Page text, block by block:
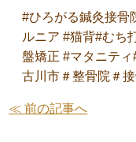
#ひろがる鍼灸接骨
ルニア #猫背#むち
盤矯正 #マタニテ
古川市＃整骨院＃
≪ 前の記事へ